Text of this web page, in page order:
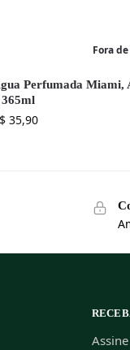
Fora
Perfumada Miami,
365ml
35,90